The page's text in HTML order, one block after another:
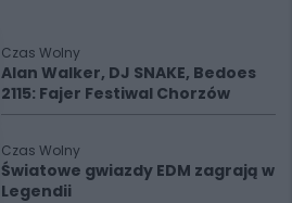
Czas Wolny
Alan Walker, DJ SNAKE, Bedoes
2115: Fajer Festiwal Chorzów
Czas Wolny
Światowe gwiazdy EDM zagrają w
Legendii